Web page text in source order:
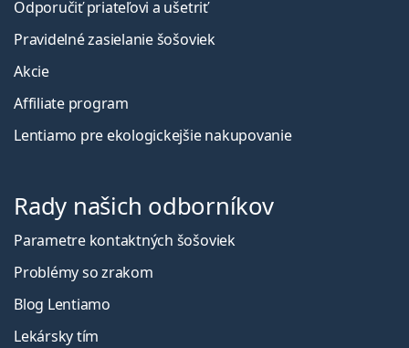
Odporučiť priateľovi a ušetriť
Pravidelné zasielanie šošoviek
Akcie
Affiliate program
Lentiamo pre ekologickejšie nakupovanie
Rady našich odborníkov
Parametre kontaktných šošoviek
Problémy so zrakom
Blog Lentiamo
Lekársky tím